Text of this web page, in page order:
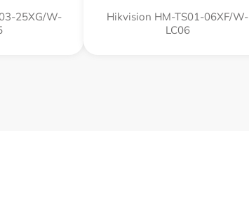
25XG/W-
Hikvision HM-TS01-06XF/W-
LC06